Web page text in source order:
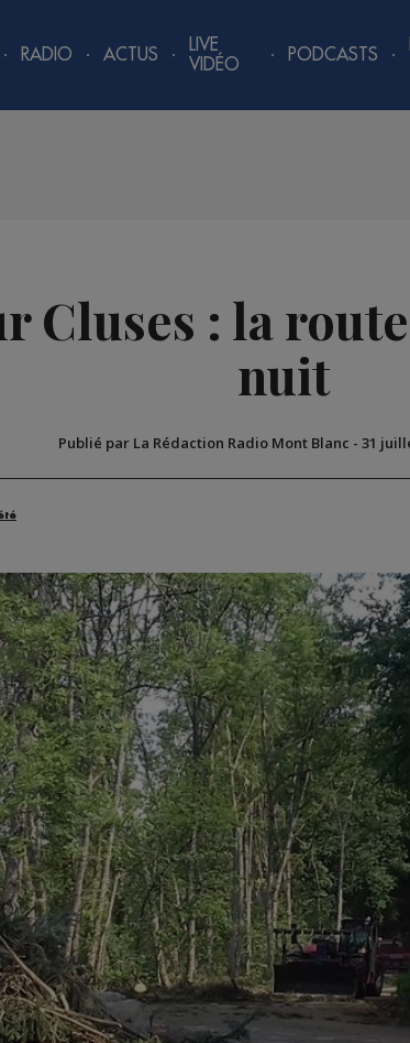
RADIO ACTUS
LIVE
VIDÉO
PODCASTS
Cluses : la
nuit
Publié par La Rédaction Radio Mont Blanc - 31